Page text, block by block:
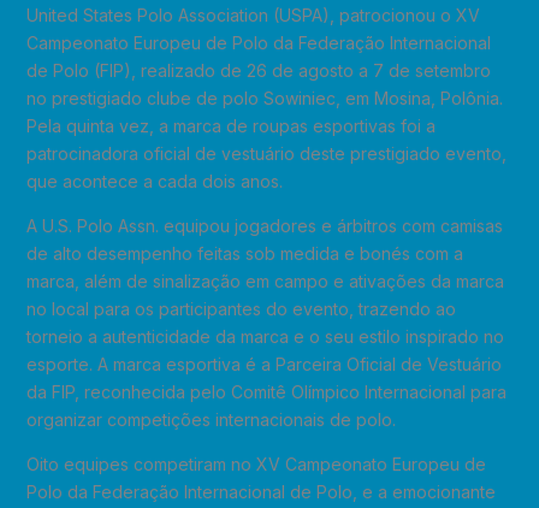
United States Polo Association (USPA), patrocionou o XV
Campeonato Europeu de Polo da Federação Internacional
de Polo (FIP), realizado de 26 de agosto a 7 de setembro
no prestigiado clube de polo Sowiniec, em Mosina, Polônia.
Pela quinta vez, a marca de roupas esportivas foi a
patrocinadora oficial de vestuário deste prestigiado evento,
que acontece a cada dois anos.
A U.S. Polo Assn. equipou jogadores e árbitros com camisas
de alto desempenho feitas sob medida e bonés com a
marca, além de sinalização em campo e ativações da marca
no local para os participantes do evento, trazendo ao
torneio a autenticidade da marca e o seu estilo inspirado no
esporte. A marca esportiva é a Parceira Oficial de Vestuário
da FIP, reconhecida pelo Comitê Olímpico Internacional para
organizar competições internacionais de polo.
Oito equipes competiram no XV Campeonato Europeu de
Polo da Federação Internacional de Polo, e a emocionante